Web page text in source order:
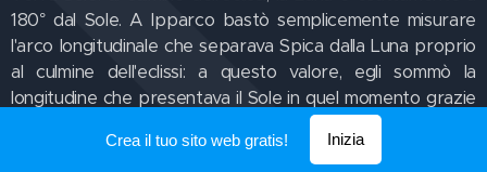
180° dal Sole. A Ipparco bastò semplicemente misurare
l'arco longitudinale che separava Spica dalla Luna proprio
al culmine dell'eclissi: a questo valore, egli sommò la
longitudine che presentava il Sole in quel momento grazie
al metodo che aveva sviluppato, più 180° per la
longitudine della Luna, in esatta opposizione al Sole.
Crea il tuo sito web gratis! Inizia